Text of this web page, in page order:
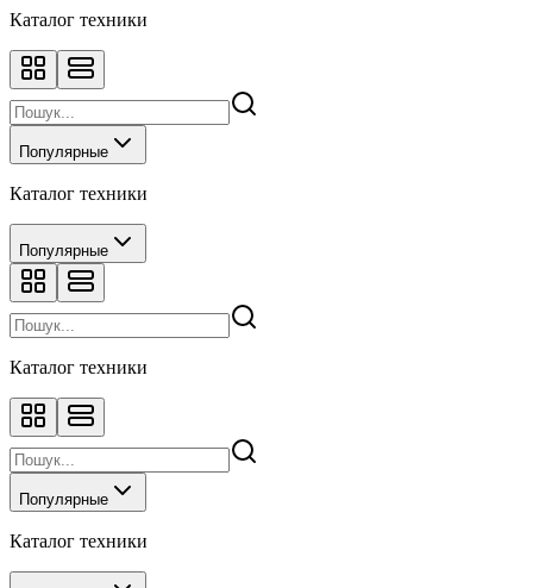
Каталог техники
Популярные
Каталог техники
Популярные
Каталог техники
Популярные
Каталог техники